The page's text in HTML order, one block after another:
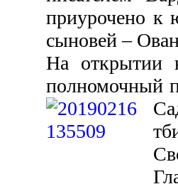
приурочено к
сыновей –
На открытии
полномочный